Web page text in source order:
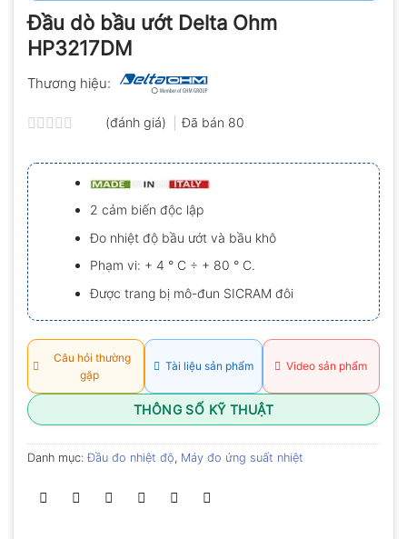
Đầu dò bầu ướt Delta Ohm
HP3217DM
Thương hiệu:
xếp
hạng
0.0
5
sao
(đánh giá) Đã bán 80
2 cảm biến độc lập
Đo nhiệt độ bầu ướt và bầu khô
Phạm vi: + 4 ° C ÷ + 80 ° C.
Được trang bị mô-đun SICRAM đôi
Câu hỏi thường
gặp
Tài liệu sản phẩm Video sản phẩm
THÔNG SỐ KỸ THUẬT
Danh mục:Đầu đo nhiệt độ, Máy đo ứng suất nhiệt